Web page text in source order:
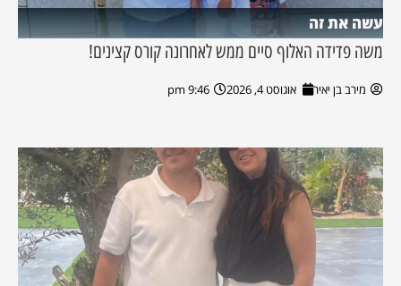
עשה את זה
משה פדידה האלוף סיים ממש לאחרונה קורס קצינים!
מירב בן יאיר אוגוסט 4, 2026 9:46 pm